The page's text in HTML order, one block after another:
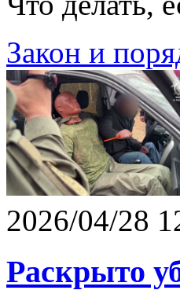
Закон и
2026/04/28
Раскрыто